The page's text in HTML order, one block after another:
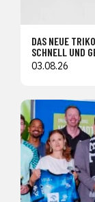
DAS NEUE
SCHNELL UND
03.08.26